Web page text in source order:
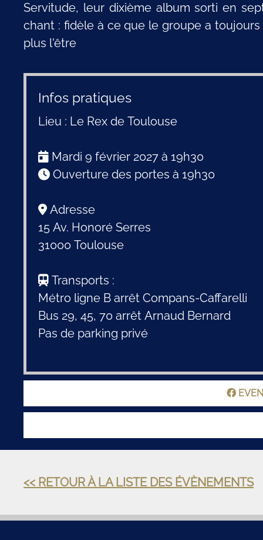
Servitude, leur dixième album sorti en
chant : fidèle à ce que le groupe a
plus l'être
Infos pratiques
Lieu : Le Rex de Toulouse
Mardi 9 février 2027 à 19h30
Ouverture des portes à 19h30
Adresse
15 Av. Honoré Serres
31000 Toulouse
Transports :
Métro ligne B arrêt Compans-Caffarelli
Bus 29, 45, 70 arrêt Arnaud Bernard
Pas de parking privé
<< RETOUR À LA LISTE DES ÉVÈNEMENTS